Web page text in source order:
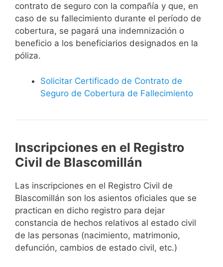
contrato de seguro con la compañía y que, en
caso de su fallecimiento durante el período de
cobertura, se pagará una indemnización o
beneficio a los beneficiarios designados en la
póliza.
Solicitar Certificado de Contrato de
Seguro de Cobertura de Fallecimiento
Inscripciones en el Registro
Civil de Blascomillán
Las inscripciones en el Registro Civil de
Blascomillán son los asientos oficiales que se
practican en dicho registro para dejar
constancia de hechos relativos al estado civil
de las personas (nacimiento, matrimonio,
defunción, cambios de estado civil, etc.)